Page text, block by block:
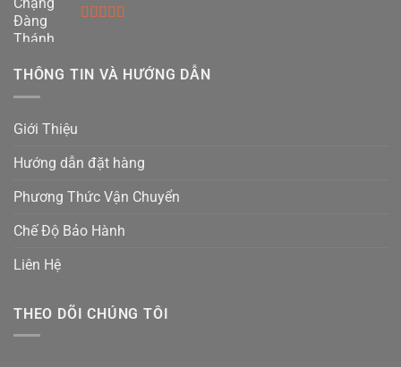
THÔNG TIN VÀ HƯỚNG DẪN
Giới Thiệu
Hướng dẫn đặt hàng
Phương Thức Vận Chuyển
Chế Độ Bảo Hành
Liên Hệ
THEO DÕI CHÚNG TÔI